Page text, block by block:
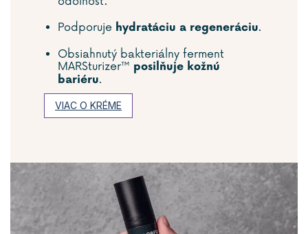
Podporuje hydratáciu a regeneráciu.
Obsiahnutý bakteriálny ferment
MARSturizer™ posilňuje kožnú
bariéru.
VIAC O KRÉME